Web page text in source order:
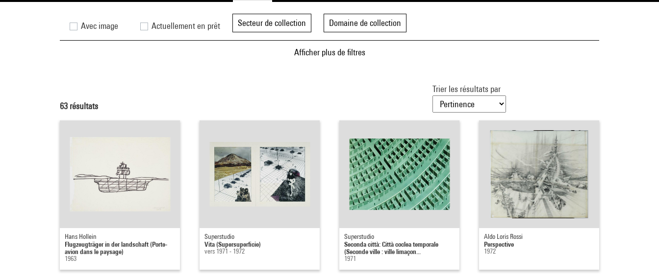
Avec image Actuellement en prêt Secteur de collection Domaine de collection
Afficher plus de filtres
63 résultats
Trier les résultats par
Hans Hollein
Flugzeugträger in der landschaft (Porte-
avion dans le paysage)
1963
Superstudio
Vita (Supersuperficie)
vers 1971 - 1972
Superstudio
Seconda città: Città coclea temporale
(Seconde ville : ville limaçon...
1971
Aldo Loris Rossi
Perspective
1972